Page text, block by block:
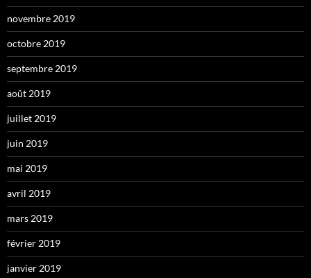
novembre 2019
octobre 2019
septembre 2019
août 2019
juillet 2019
juin 2019
mai 2019
avril 2019
mars 2019
février 2019
janvier 2019